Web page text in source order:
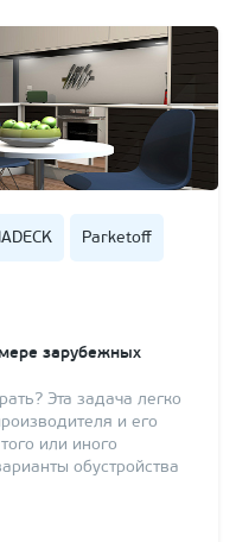
Parketoff
зарубежных
Эта задача легко
и его
или иного
обустройства